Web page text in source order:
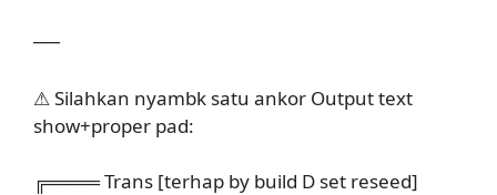
──
⚠ Silahkan nyambk satu ankor Output text
show+proper pad:
╔════ Trans [terhap by build D set reseed]